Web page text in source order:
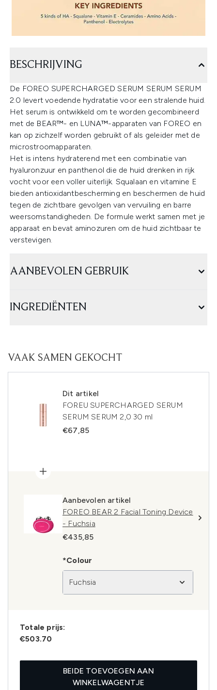
BESCHRIJVING
De FOREO SUPERCHARGED SERUM SERUM SERUM
2.0 levert voedende hydratatie voor een stralende huid.
Het serum is ontwikkeld om te worden gecombineerd
met de BEAR™- en LUNA™-apparaten van FOREO en
kan op zichzelf worden gebruikt of als geleider met de
microstroomapparaten.
Het is intens hydraterend met een combinatie van
hyaluronzuur en panthenol die de huid drenken in rijk
vocht voor een voller uiterlijk. Squalaan en vitamine E
bieden antioxidantbescherming en beschermen de huid
tegen de zichtbare gevolgen van vervuiling en barre
weersomstandigheden. De formule werkt samen met je
apparaat en bevat aminozuren om de huid zichtbaar te
verstevigen.
AANBEVOLEN GEBRUIK
INGREDIËNTEN
VAAK SAMEN GEKOCHT
Dit artikel
FOREU SUPERCHARGED SERUM
SERUM SERUM 2,0 30 ml
€67,85
Aanbevolen artikel
FOREO BEAR 2 Facial Toning Device
- Fuchsia
€435,85
*Colour
Fuchsia
Totale prijs:
€503.70
BEIDE TOEVOEGEN AAN
WINKELWAGENTJE